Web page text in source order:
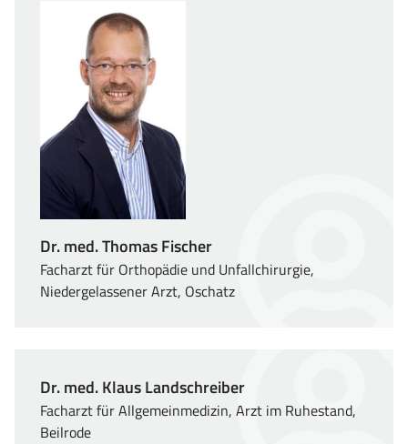
Dr. med. Thomas Fischer
Facharzt für Orthopädie und Unfallchirurgie,
Niedergelassener Arzt, Oschatz
Dr. med. Klaus Landschreiber
Facharzt für Allgemeinmedizin, Arzt im Ruhestand,
Beilrode